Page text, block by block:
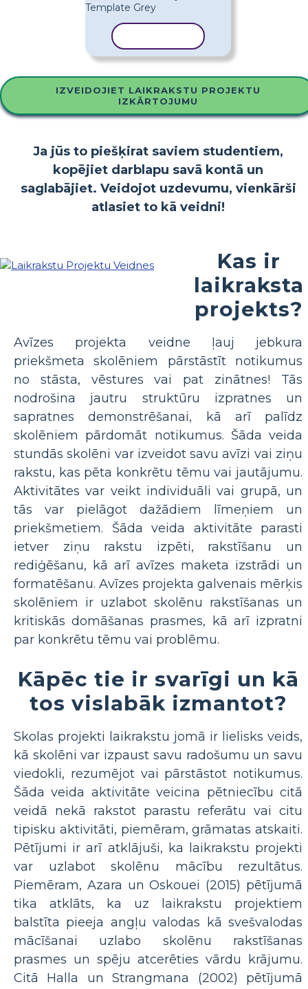
IZVEIDOJIET LAIKRAKSTU PROJEKTU
IZKĀRTOJUMU
Ja jūs to piešķirat saviem studentiem,
kopējiet darblapu savā kontā un
saglabājiet. Veidojot uzdevumu, vienkārši
atlasiet to kā veidni!
Kas ir
laikraksta
projekts?
Avīzes projekta veidne ļauj jebkura
priekšmeta skolēniem pārstāstīt notikumus
no stāsta, vēstures vai pat zinātnes! Tās
nodrošina jautru struktūru izpratnes un
sapratnes demonstrēšanai, kā arī palīdz
skolēniem pārdomāt notikumus. Šāda veida
stundās skolēni var izveidot savu avīzi vai ziņu
rakstu, kas pēta konkrētu tēmu vai jautājumu.
Aktivitātes var veikt individuāli vai grupā, un
tās var pielāgot dažādiem līmeņiem un
priekšmetiem. Šāda veida aktivitāte parasti
ietver ziņu rakstu izpēti, rakstīšanu un
rediģēšanu, kā arī avīzes maketa izstrādi un
formatēšanu. Avīzes projekta galvenais mērķis
skolēniem ir uzlabot skolēnu rakstīšanas un
kritiskās domāšanas prasmes, kā arī izpratni
par konkrētu tēmu vai problēmu.
Kāpēc tie ir svarīgi un kā
tos vislabāk izmantot?
Skolas projekti laikrakstu jomā ir lielisks veids,
kā skolēni var izpaust savu radošumu un savu
viedokli, rezumējot vai pārstāstot notikumus.
Šāda veida aktivitāte veicina pētniecību citā
veidā nekā rakstot parastu referātu vai citu
tipisku aktivitāti, piemēram, grāmatas atskaiti.
Pētījumi ir arī atklājuši, ka laikrakstu projekti
var uzlabot skolēnu mācību rezultātus.
Piemēram, Azara un Oskouei (2015) pētījumā
tika atklāts, ka uz laikrakstu projektiem
balstīta pieeja angļu valodas kā svešvalodas
mācīšanai uzlabo skolēnu rakstīšanas
prasmes un spēju atcerēties vārdu krājumu.
Citā Halla un Strangmana (2002) pētījumā